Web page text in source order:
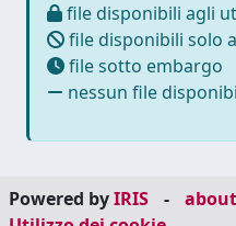
file disponibili agli
file disponibili solo
file sotto embargo
nessun file
Powered byIRIS -